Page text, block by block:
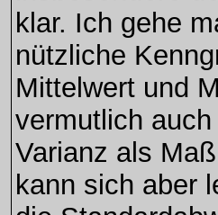
klar. Ich gehe
nützliche
Mittelwert und
vermutlich
Varianz als
kann sich aber